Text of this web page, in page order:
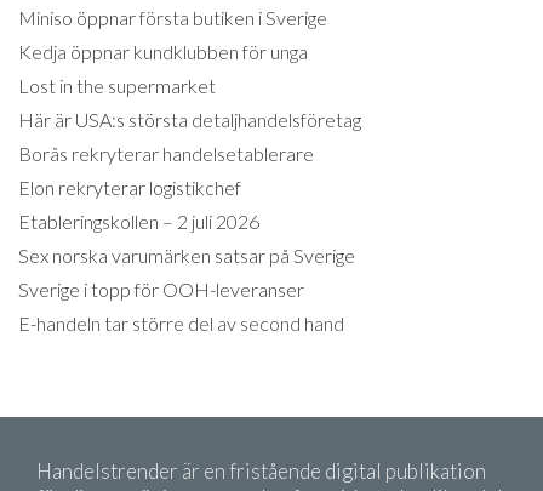
Miniso öppnar första butiken i Sverige
Kedja öppnar kundklubben för unga
Lost in the supermarket
Här är USA:s största detaljhandelsföretag
Borås rekryterar handelsetablerare
Elon rekryterar logistikchef
Etableringskollen – 2 juli 2026
Sex norska varumärken satsar på Sverige
Sverige i topp för OOH-leveranser
E-handeln tar större del av second hand
Handelstrender är en fristående digital publikation